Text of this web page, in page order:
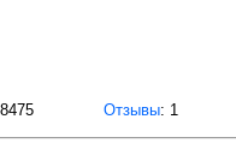
Отзывы: 1